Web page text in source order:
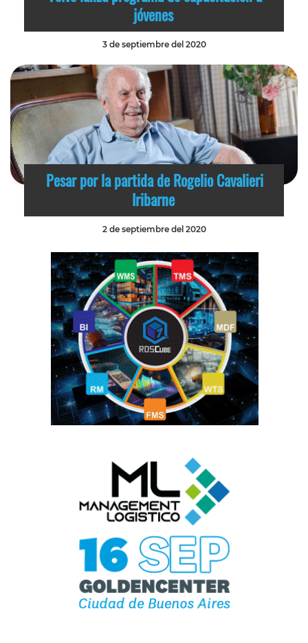
jóvenes
3 de septiembre del 2020
Pesar por la partida de Rogelio Cavalieri
Iribarne
2 de septiembre del 2020